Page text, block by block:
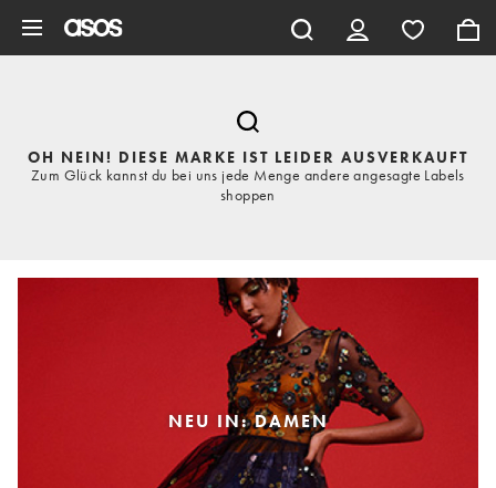
OH NEIN! DIESE MARKE IST LEIDER AUSVERKAUFT
Zum Glück kannst du bei uns jede Menge andere angesagte Labels
shoppen
NEU IN: DAMEN